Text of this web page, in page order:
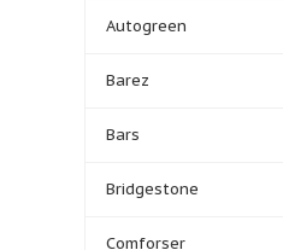
Autogreen
Barez
Bars
Bridgestone
Comforser